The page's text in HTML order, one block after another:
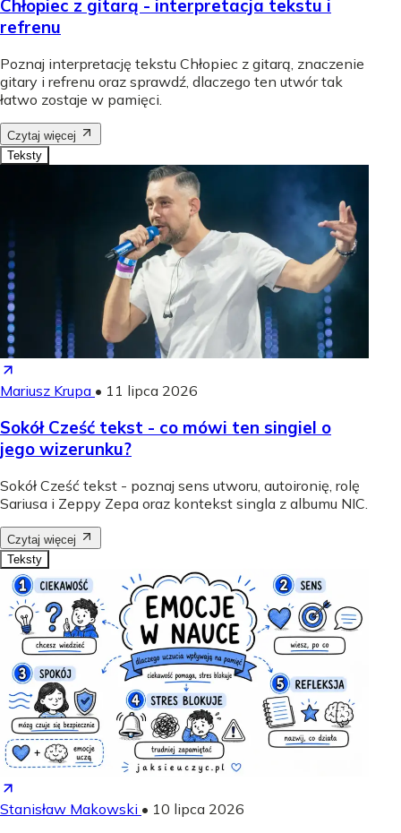
Chłopiec z gitarą - interpretacja tekstu i
refrenu
Poznaj interpretację tekstu Chłopiec z gitarą, znaczenie
gitary i refrenu oraz sprawdź, dlaczego ten utwór tak
łatwo zostaje w pamięci.
Czytaj więcej
Teksty
Mariusz Krupa • 11 lipca 2026
Sokół Cześć tekst - co mówi ten singiel o
jego wizerunku?
Sokół Cześć tekst - poznaj sens utworu, autoironię, rolę
Sariusa i Zeppy Zepa oraz kontekst singla z albumu NIC.
Czytaj więcej
Teksty
Stanisław Makowski • 10 lipca 2026